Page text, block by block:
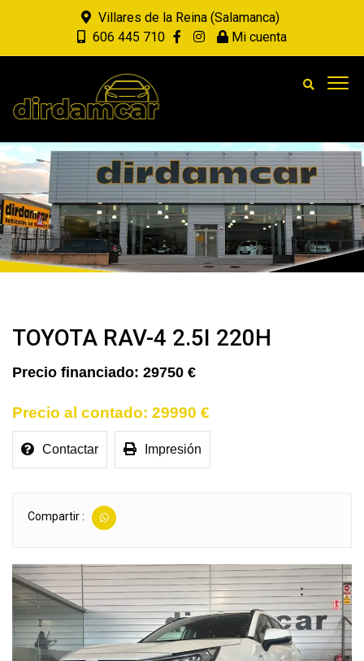
Villares de la Reina (Salamanca)
606 445 710
Mi cuenta
TOYOTA RAV-4 2.5I 220H
29750 €
29990 €
Contactar Impresión
Compartir :